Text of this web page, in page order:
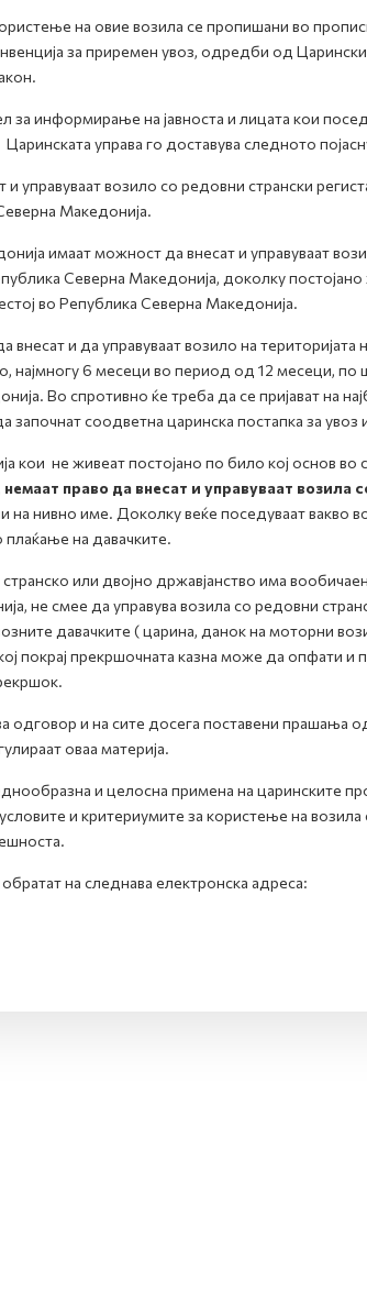
на овие возила се пропишани во
за приремен увоз, одредби од
за информирање на јавноста и лицата кои
управа го доставува следното
возило со редовни странски
Македонија.
имаат можност да внесат и управуваат
Северна Македонија, доколку
во Република Северна Македонија.
и да управуваат возило на територијата
најмногу 6 месеци во период од 12 месеци,
Во спротивно ќе треба да се пријават на
започнат соодветна царинска постапка за
кои не живеат постојано по било кој основ во
немаат право да внесат и управуваат возила
на нивно име. Доколку веќе поседуваат вакво
плаќање на давачките.
или двојно државјанство има
не смее да управува возила со редовни
давачките ( царина, данок на моторни
покрај прекршочната казна може да опфати и
одговор и на сите досега поставени прашања
оваа материја.
и целосна примена на царинските
и критериумите за користење на возила
на следнава електронска адреса: